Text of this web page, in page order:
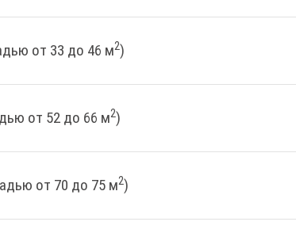
от 33 до 46 м2)
от 52 до 66 м2)
от 70 до 75 м2)